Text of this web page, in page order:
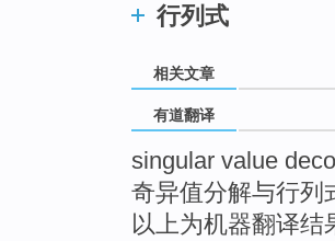
行列式
相关文章
有道翻译
singular value
奇异值分解与行列
以上为机器翻译